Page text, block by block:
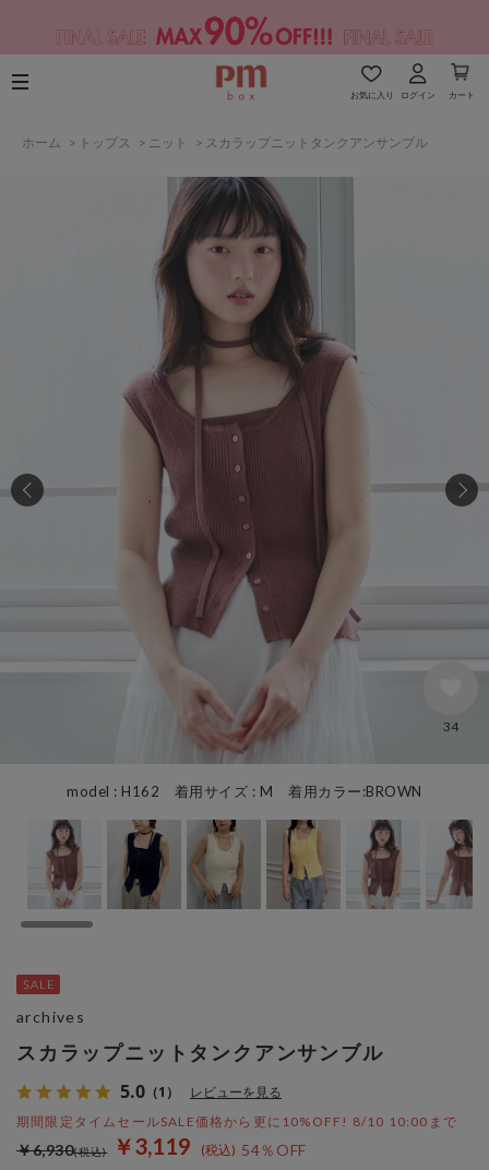
お気に入り ログイン カート
ホーム > トップス > ニット > スカラップニットタンクアンサンブル
model : H162 着用サイズ : M 着用カラー:BROWN
34
スカラップニットタンクアンサンブル
5.0 （1） レビューを見る
期間限定タイムセールSALE価格から更に10%OFF! 8/10 10:00まで
￥3,119 54％OFF
￥6,930
archives